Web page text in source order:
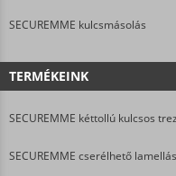
SECUREMME kulcsmásolás
TERMÉKEINK
SECUREMME kéttollú kulcsos
SECUREMME cserélhető